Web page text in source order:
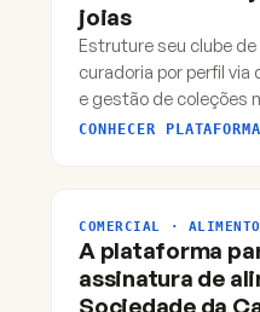
joias
Estruture seu clube
curadoria por perfil
e gestão de coleções
subexplorado e com
CONHECER PLATAFORMA
COMERCIAL ·
A plataforma
assinatura de
Sociedade da